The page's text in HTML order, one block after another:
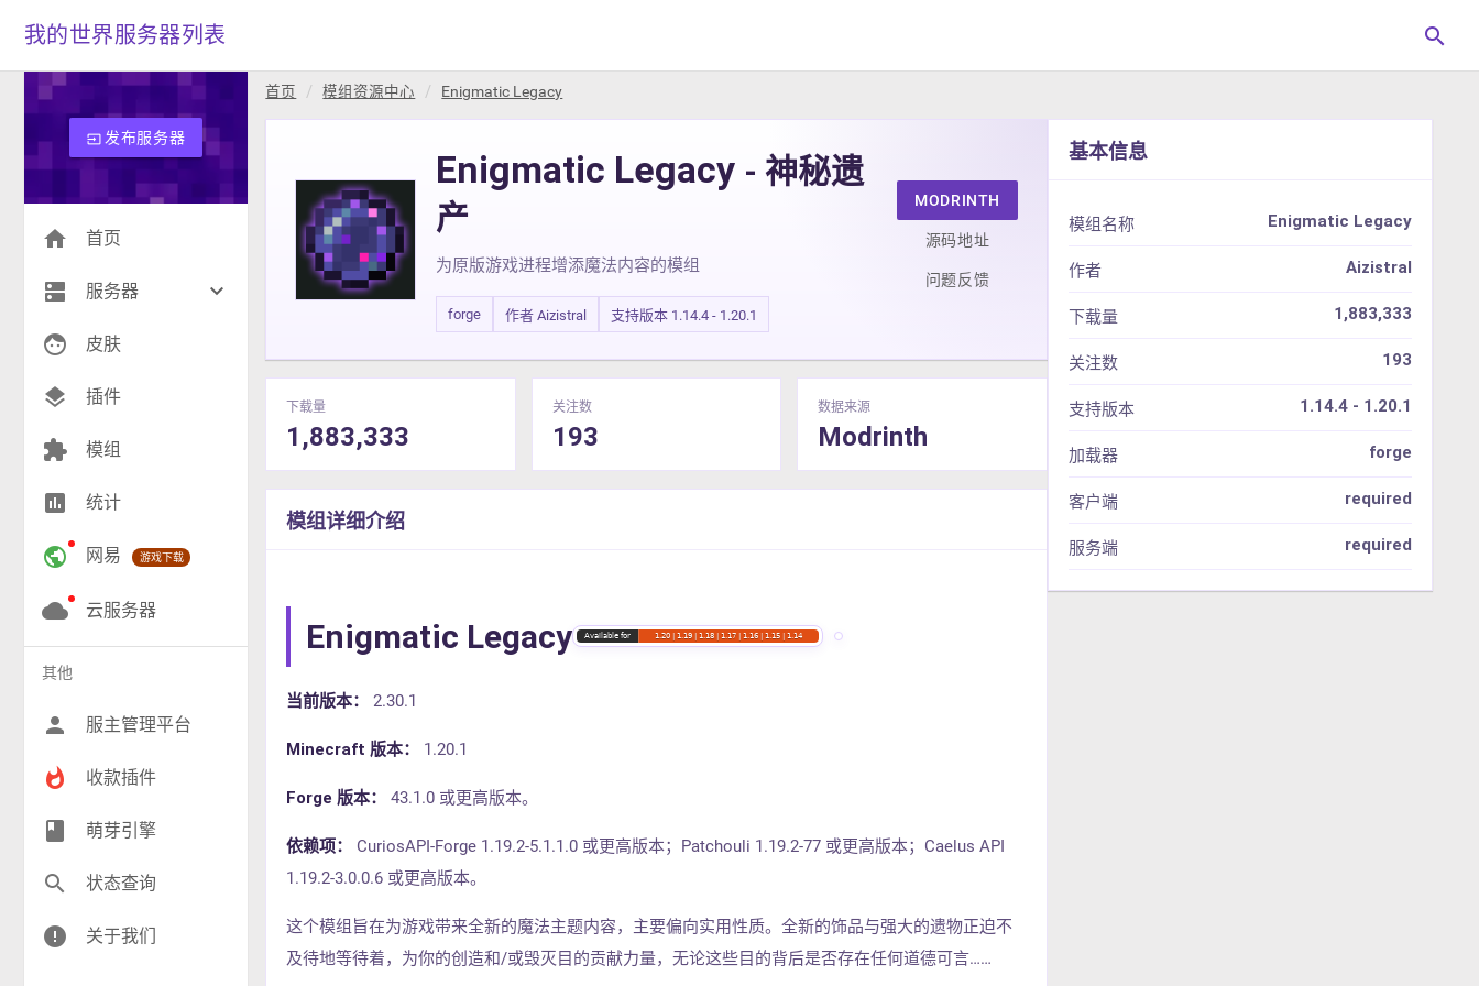
我的世界服务器列表 search
input发布服务器
home 首页
dns 服务器 keyboard_arrow_down
生存(271)
创造(9)
RPG(199)
小游戏(17)
神奇宝贝(27)
工业(10)
face 皮肤
layers 插件
extension 模组
insert_chart 统计
public 网易 游戏下载
cloud 云服务器
其他
person 服主管理平台
whatshot 收款插件
class 萌芽引擎
search 状态查询
error 关于我们
首页 模组资源中心 Enigmatic Legacy
Enigmatic Legacy - 神秘遗
产
为原版游戏进程增添魔法内容的模组
forge 作者 Aizistral 支持版本 1.14.4 - 1.20.1
MODRINTH
源码地址
问题反馈
下载量
1,883,333
关注数
193
数据来源
Modrinth
模组详细介绍
Enigmatic Legacy
当前版本： 2.30.1
Minecraft 版本： 1.20.1
Forge 版本： 43.1.0 或更高版本。
依赖项：
CuriosAPI-Forge 1.19.2-5.1.1.0 或更高版本；Patchouli 1.19.2-77 或更高版本；Caelus API
1.19.2-3.0.0.6 或更高版本。
这个模组旨在为游戏带来全新的魔法主题内容，主要偏向实用性质。全新的饰品与强大的遗物正迫不
及待地等待着，为你的创造和/或毁灭目的贡献力量，无论这些目的背后是否存在任何道德可言……
基本信息
模组名称 Enigmatic Legacy
作者 Aizistral
下载量 1,883,333
关注数 193
支持版本 1.14.4 - 1.20.1
加载器 forge
客户端 required
服务端 required